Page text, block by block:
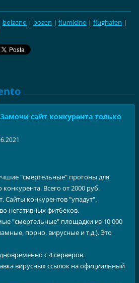
bolzano | bozen | fiumicino | flughafen |
сайт конкурента только
"смертельные" прогоны для
Всего от 2000 руб.
Сайты конкурентов "упадут".
негативных фитбеков.
"смертельные" площадки из 10 000
порно, вирусные и т.д.). Это
с 4 серверов.
вирусных ссылок на официальный